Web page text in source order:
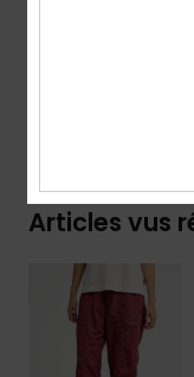
Traçabilité du
Articles vus